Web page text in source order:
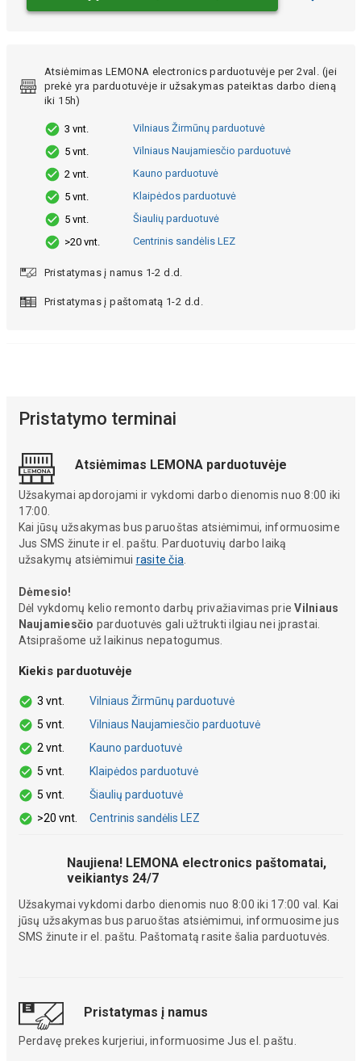
Atsiėmimas LEMONA electronics parduotuvėje per 2val. (jei
prekė yra parduotuvėje ir užsakymas pateiktas darbo dieną
iki 15h)
3 vnt.
Vilniaus Žirmūnų parduotuvė
5 vnt.
Vilniaus Naujamiesčio parduotuvė
2 vnt.
Kauno parduotuvė
5 vnt.
Klaipėdos parduotuvė
5 vnt.
Šiaulių parduotuvė
>20 vnt.
Centrinis sandėlis LEZ
Pristatymas į namus 1-2 d.d.
Pristatymas į paštomatą 1-2 d.d.
Pristatymo terminai
Atsiėmimas LEMONA parduotuvėje
Užsakymai apdorojami ir vykdomi darbo dienomis nuo 8:00 iki
17:00.
Kai jūsų užsakymas bus paruoštas atsiėmimui, informuosime
Jus SMS žinute ir el. paštu. Parduotuvių darbo laiką
užsakymų atsiėmimui rasite čia.
Dėmesio!
Dėl vykdomų kelio remonto darbų privažiavimas prieVilniaus
Naujamiesčio parduotuvės gali užtrukti ilgiau nei įprastai.
Atsiprašome už laikinus nepatogumus.
Kiekis parduotuvėje
3 vnt.
Vilniaus Žirmūnų parduotuvė
5 vnt.
Vilniaus Naujamiesčio parduotuvė
2 vnt.
Kauno parduotuvė
5 vnt.
Klaipėdos parduotuvė
5 vnt.
Šiaulių parduotuvė
>20 vnt.
Centrinis sandėlis LEZ
Naujiena! LEMONA electronics paštomatai,
veikiantys 24/7
Užsakymai vykdomi darbo dienomis nuo 8:00 iki 17:00 val. Kai
jūsų užsakymas bus paruoštas atsiėmimui, informuosime jus
SMS žinute ir el. paštu. Paštomatą rasite šalia parduotuvės.
Pristatymas į namus
Perdavę prekes kurjeriui, informuosime Jus el. paštu.